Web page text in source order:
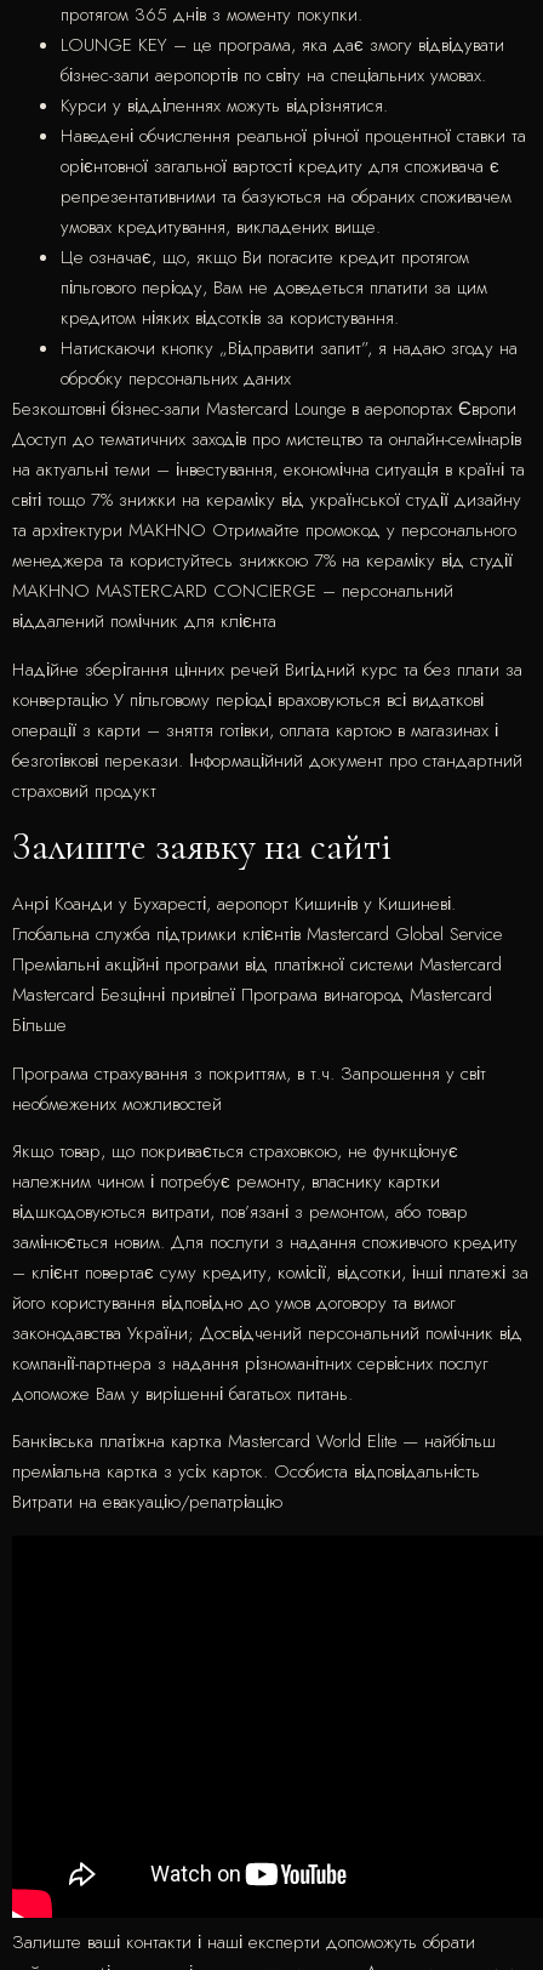
протягом 365 днів з моменту покупки.
LOUNGE KEY – це програма, яка дає змогу відвідувати
бізнес-зали аеропортів по світу на спеціальних умовах.
Курси у відділеннях можуть відрізнятися.
Наведені обчислення реальної річної процентної ставки та
орієнтовної загальної вартості кредиту для споживача є
репрезентативними та базуються на обраних споживачем
умовах кредитування, викладених вище.
Це означає, що, якщо Ви погасите кредит протягом
пільгового періоду, Вам не доведеться платити за цим
кредитом ніяких відсотків за користування.
Натискаючи кнопку „Відправити запит”, я надаю згоду на
обробку персональних даних
Безкоштовні бізнес-зали Mastercard Lounge в аеропортах Європи
Доступ до тематичних заходів про мистецтво та онлайн-семінарів
на актуальні теми – інвестування, економічна ситуація в країні та
світі тощо 7% знижки на кераміку від української студії дизайну
та архітектури MAKHNO Отримайте промокод у персонального
менеджера та користуйтесь знижкою 7% на кераміку від студії
MAKHNO MASTERCARD CONCIERGE – персональний
віддалений помічник для клієнта
Надійне зберігання цінних речей Вигідний курс та без плати за
конвертацію У пільговому періоді враховуються всі видаткові
операції з карти – зняття готівки, оплата картою в магазинах і
безготівкові перекази. Інформаційний документ про стандартний
страховий продукт
Залиште заявку на сайті
Анрі Коанди у Бухаресті, аеропорт Кишинів у Кишиневі.
Глобальна служба підтримки клієнтів Mastercard Global Service
Преміальні акційні програми від платіжної системи Masterсard
Mastercard Безцінні привілеї Програма винагород Mastercard
Більше
Програма страхування з покриттям, в т.ч. Запрошення у світ
необмежених можливостей
Якщо товар, що покривається страховкою, не функціонує
належним чином і потребує ремонту, власнику картки
відшкодовуються витрати, пов’язані з ремонтом, або товар
замінюється новим. Для послуги з надання споживчого кредиту
– клієнт повертає суму кредиту, комісії, відсотки, інші платежі за
його користування відповідно до умов договору та вимог
законодавства України; Досвідчений персональний помічник від
компанії-партнера з надання різноманітних сервісних послуг
допоможе Вам у вирішенні багатьох питань.
Банківська платіжна картка Mastercard World Elite — найбільш
преміальна картка з усіх карток. Особиста відповідальність
Витрати на евакуацію/репатріацію
Залиште ваші контакти і наші експерти допоможуть обрати